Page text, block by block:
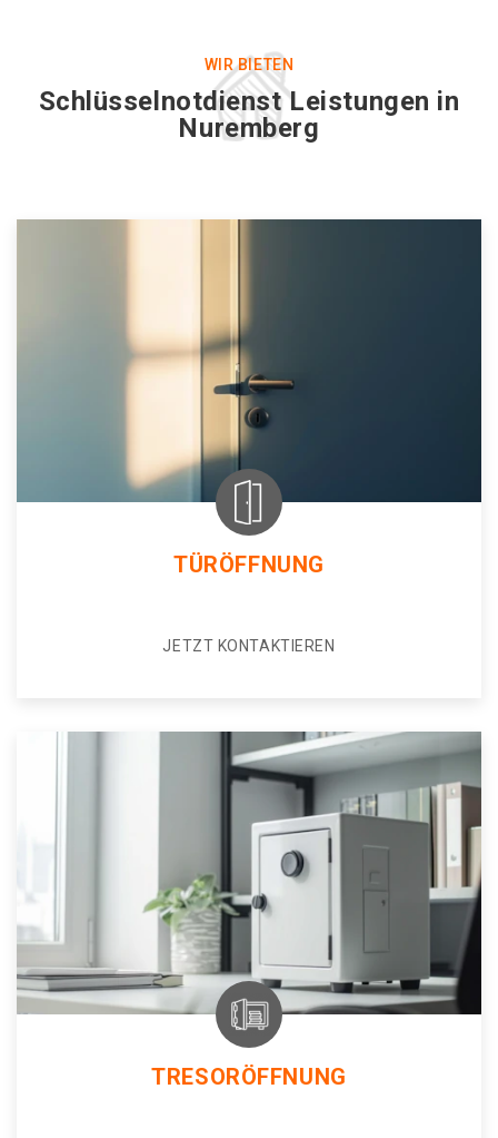
WIR BIETEN
Schlüsselnotdienst Leistungen in
Nuremberg
TÜRÖFFNUNG
JETZT KONTAKTIEREN
TRESORÖFFNUNG